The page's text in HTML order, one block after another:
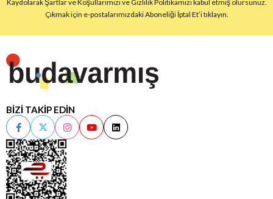
Kaydolarak Şartlar ve Koşullarımızı ve Gizlilik Politikamızı kabul etmiş olursunuz.
Çıkmak için e-postalarımızdaki Aboneliği İptal Et’i tıklayın.
BİZİ TAKİP EDİN